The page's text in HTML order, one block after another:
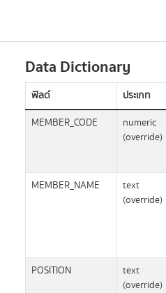
Data Dictionary
ฟิลด์ ประเภท
MEMBER_CODE
numeric
(override)
MEMBER_NAME
text
(override)
POSITION
text
(override)